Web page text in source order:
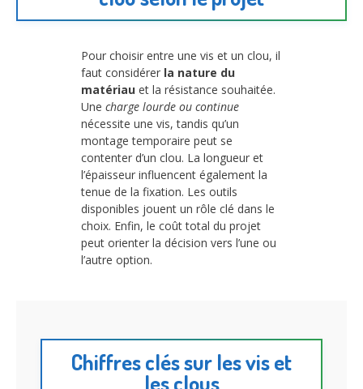
Pour choisir entre une vis et un clou, il
faut considérer la nature du
matériau et la résistance souhaitée.
Une charge lourde ou continue
nécessite une vis, tandis qu’un
montage temporaire peut se
contenter d’un clou. La longueur et
l’épaisseur influencent également la
tenue de la fixation. Les outils
disponibles jouent un rôle clé dans le
choix. Enfin, le coût total du projet
peut orienter la décision vers l’une ou
l’autre option.
Chiffres clés sur les vis et
les clous